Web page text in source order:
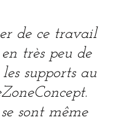
de ce travail
très peu de
supports au
sont même